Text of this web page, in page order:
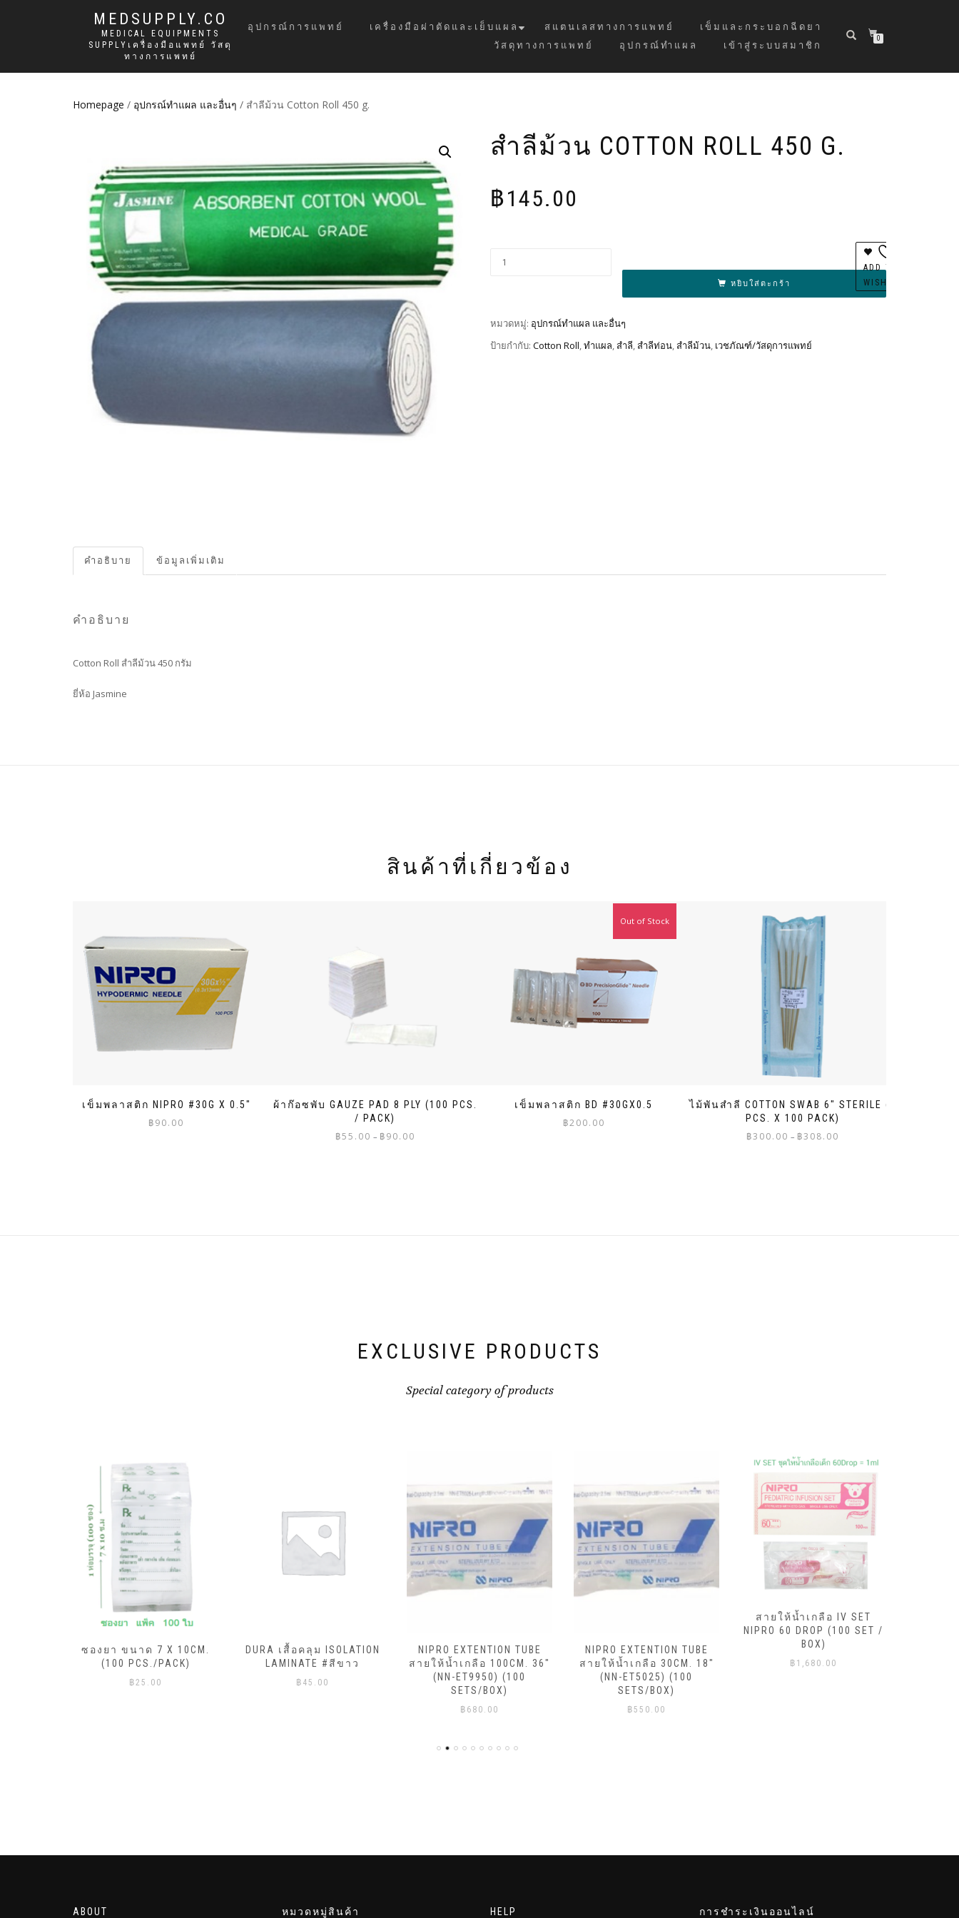
MEDSUPPLY.CO
MEDICAL EQUIPMENTS
SUPPLYเครื่องมือแพทย์ วัสดุ
ทางการแพทย์
อุปกรณ์การแพทย์ เครื่องมือผ่าตัดและเย็บแผล สแตนเลสทางการแพทย์
เข็มและกระบอกฉีดยา
วัสดุทางการแพทย์
อุปกรณ์ทำแผล เข้าสู่ระบบสมาชิก
0
Homepage / อุปกรณ์ทำแผล และอื่นๆ / สำลีม้วน Cotton Roll 450 g.
สำลีม้วน COTTON ROLL 450 G.
฿145.00
หยิบใส่ตะกร้า
ADD TO
WISHLIST
หมวดหมู่: อุปกรณ์ทำแผล และอื่นๆ
ป้ายกำกับ: Cotton Roll,ทำแผล, สำลี, สำลีท่อน, สำลีม้วน, เวชภัณฑ์/วัสดุการแพทย์
คำอธิบาย ข้อมูลเพิ่มเติม
คำอธิบาย
Cotton Roll สำลีม้วน 450 กรัม
ยี่ห้อ Jasmine
สินค้าที่เกี่ยวข้อง
เข็มพลาสติก NIPRO #30G X 0.5″
฿90.00
ผ้าก๊อซพับ GAUZE PAD 8 PLY (100 PCS.
/ PACK)
฿55.00 – ฿90.00
เข็มพลาสติก BD #30GX0.5
฿200.00
Out of Stock
ไม้พันสำลี COTTON SWAB 6″ STERILE (5
PCS. X 100 PACK)
฿300.00 – ฿308.00
EXCLUSIVE PRODUCTS
Special category of products
ซองยา ขนาด 7 X 10CM.
(100 PCS./PACK)
฿25.00
DURA เสื้อคลุม ISOLATION
LAMINATE #สีขาว
฿ 45.00
NIPRO EXTENTION TUBE
สายให้น้ำเกลือ 100CM. 36″
(NN-ET9950) (100
SETS/BOX)
฿ 680.00
NIPRO EXTENTION TUBE
สายให้น้ำเกลือ 30CM. 18″
(NN-ET5025) (100
SETS/BOX)
฿550.00
สายให้น้ำเกลือ IV SET
NIPRO 60 DROP (100 SET /
BOX)
฿ 1,680.00
ABOUT หมวดหมู่สินค้า HELP การชำระเงินออนไลน์